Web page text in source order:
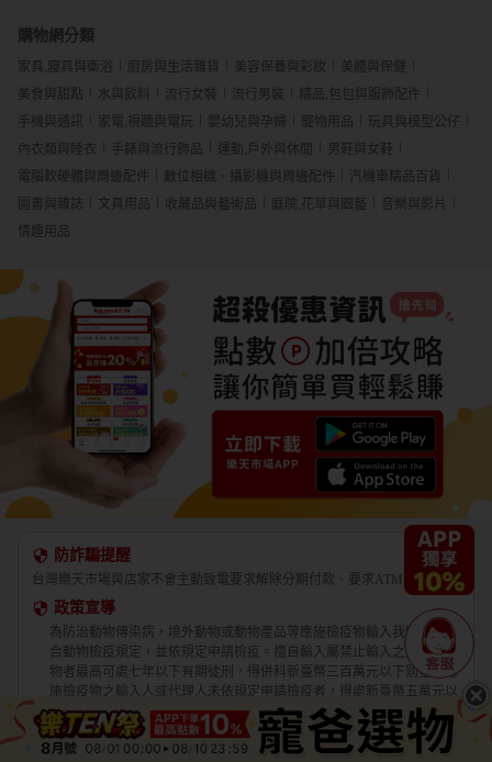
購物網分類
家具,寢具與衛浴 廚房與生活雜貨 美容保養與彩妝
美體與保健
美食與甜點
水與飲料 流行女裝 流行男裝
精品,包包與服飾配件
手機與通訊
家電,視聽與電玩 嬰幼兒與孕婦 寵物用品
玩具與模型公仔
內衣類與睡衣
手錶與流行飾品 運動,戶外與休閒
男鞋與女鞋
電腦軟硬體與周邊配件
數位相機、攝影機與周邊配件
汽機車精品百貨
圖書與雜誌
文具用品 收藏品與藝術品 庭院,花草與園藝
音樂與影片
情趣用品
防詐騙提醒
台灣樂天市場與店家不會主動致電要求解除分期付款、要求ATM轉帳。
政策宣導
為防治動物傳染病，境外動物或動物產品等應施檢疫物輸入我國，應符
合動物檢疫規定，並依規定申請檢疫。擅自輸入屬禁止輸入之應施檢疫
物者最高可處七年以下有期徒刑，得併科新臺幣三百萬元以下罰金。應
施檢疫物之輸入人或代理人未依規定申請檢疫者，得處新臺幣五萬元以
上一百萬元以下罰鍰，並得按次處罰。
境外商品不得隨貨贈送應施檢疫物。
收件人違反動物傳染病防治條例第三十四條第三項規定，未將郵遞寄送